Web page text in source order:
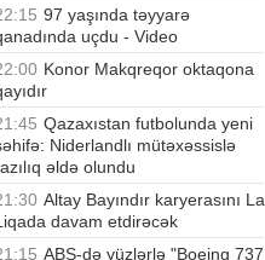
97 yaşında təyyarə
uçdu - Video
Konor Makqreqor oktaqona
Qazaxıstan futbolunda yeni
Niderlandlı mütəxəssislə
əldə olundu
Altay Bayındır karyerasını La
davam etdirəcək
ABŞ-də yüzlərlə "Boeing 737